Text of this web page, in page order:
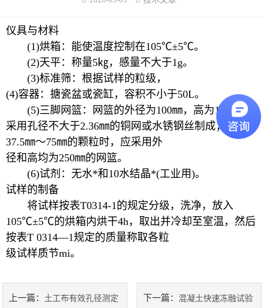
防水卷材类试验仪器
陶瓷砖系列
土工类试验仪器
建筑节能类试验仪器
塑料管材检测试验机
仪具与材料
(1)烘箱：能使温度控制在105℃±5℃。
(2)天平：称量5㎏，感量不大于1g。
(3)标准筛：根据试样的粒级，
(4)容器：搪瓷盆或瓷缸，容积不小于50L。
(5)三脚网篮：网篮的外径为100㎜，高为150㎜，
采用孔径不大于2.36㎜的铜网或水锈钢丝制成；检验
37.5㎜～75㎜的颗粒时，应采用外
径和高均为250㎜的网篮。
(6)试剂：无水*和10水结晶*(工业用)。
试样的制备
将试样按表T0314-1的规定分级，洗净，放入
105℃±5℃的烘箱内烘干4h，取出并冷却至室温，然后
按表T 0314—1规定的质量称取各粒
级试样质节mi。
上一篇： 土工布有效孔径测定 下一篇： 混凝土快速冻融试验